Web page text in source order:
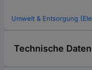
Umwelt & Entsorgung
Technische Daten